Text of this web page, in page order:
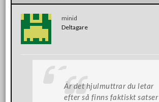
minid
Deltagare
Är det hjulmuttrar du letar
efter så finns faktiskt satser